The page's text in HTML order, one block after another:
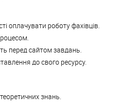
оплачувати роботу фахівців.
перед сайтом завдань.
до свого ресурсу.
знань.